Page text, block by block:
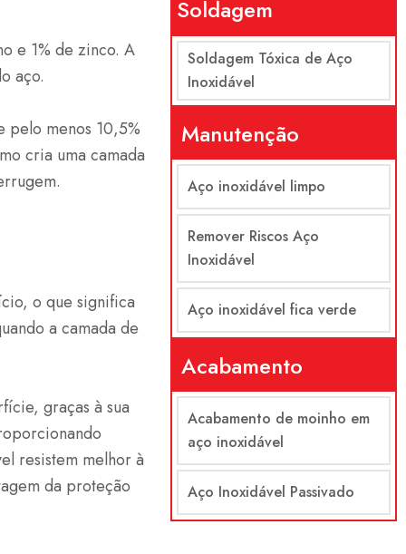
e 1% de zinco. A
aço.
pelo menos 10,5%
cria uma camada
o que significa
a camada de
graças à sua
resistem melhor à
da proteção
Soldagem
Soldagem Tóxica de Aço
Inoxidável
Manutenção
Aço inoxidável limpo
Remover Riscos Aço
Inoxidável
Aço inoxidável fica verde
Acabamento
Acabamento de moinho em
aço inoxidável
Aço Inoxidável Passivado